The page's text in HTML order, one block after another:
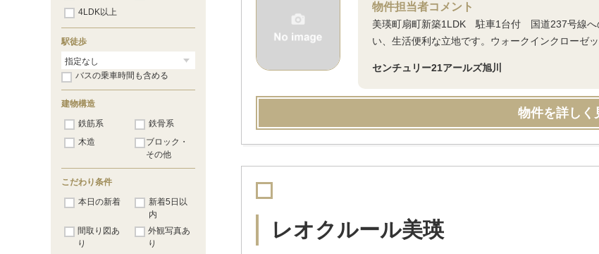
物件担当者コメント
美瑛町扇町新築1LDK 駐車1台付 国道237号線へ
い、生活便利な立地です。ウォークインクローゼ
センチュリー21アールズ旭川
物件を詳しく
レオクルール美瑛
4LDK以上
駅徒歩
バスの乗車時間も含める
建物構造
鉄筋系
鉄骨系
木造
ブロック・
その他
こだわり条件
本日の新着
新着5日以
内
間取り図あ
り
外観写真あ
り